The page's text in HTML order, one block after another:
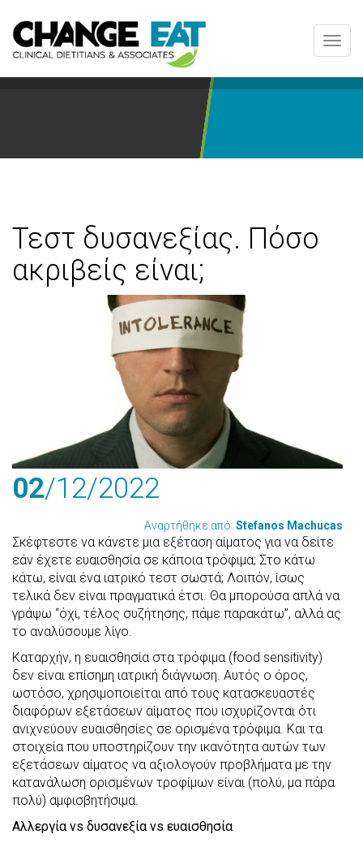
Τεστ δυσανεξίας. Πόσο
ακριβείς είναι;
02/12/2022
Αναρτήθηκε από: Stefanos Machucas
Σκέφτεστε να κάνετε μια εξέταση αίματος για να δείτε
εάν έχετε ευαισθησία σε κάποια τρόφιμα; Στο κάτω
κάτω, είναι ένα ιατρικό τεστ σωστά; Λοιπόν, ίσως
τελικά δεν είναι πραγματικά έτσι. Θα μπορούσα απλά να
γράψω “όχι, τέλος συζήτησης, πάμε παρακάτω”, αλλά ας
το αναλύσουμε λίγο.
Καταρχήν, η ευαισθησία στα τρόφιμα (food sensitivity)
δεν είναι επίσημη ιατρική διάγνωση. Αυτός ο όρος,
ωστόσο, χρησιμοποιείται από τους κατασκευαστές
διαφόρων εξετάσεων αίματος που ισχυρίζονται ότι
ανιχνεύουν ευαισθησίες σε ορισμένα τρόφιμα. Και τα
στοιχεία που υποστηρίζουν την ικανότητα αυτών των
εξετάσεων αίματος να αξιολογούν προβλήματα με την
κατανάλωση ορισμένων τροφίμων είναι (πολύ, μα πάρα
πολύ) αμφισβητήσιμα.
Αλλεργία vs δυσανεξία vs ευαισθησία